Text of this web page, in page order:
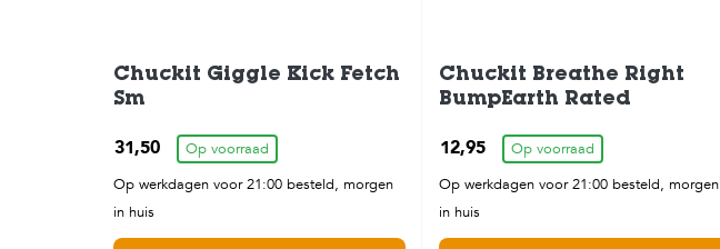
Chuckit Giggle Kick Fetch
Sm
31,50
Op voorraad
Op werkdagen voor 21:00 besteld, morgen
in huis
Chuckit Breathe Right
BumpEarth Rated
12,95
Op voorraad
Op werkdagen voor 21:00 besteld, morgen
in huis